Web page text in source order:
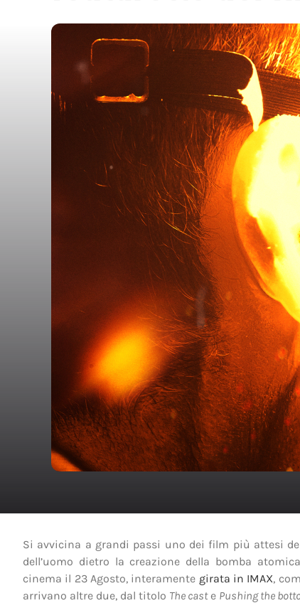
Si avvicina a grandi passi uno dei film più attesi
dell’uomo dietro la creazione della bomba
cinema il 23 Agosto, interamente girata in IMAX,
arrivano altre due, dal titolo The caste Pushing the